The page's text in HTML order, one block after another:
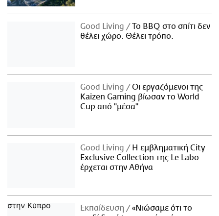
Good Living
Το BBQ στο σπίτι δεν
θέλει χώρο. Θέλει τρόπο.
Good Living
Οι εργαζόμενοι της
Kaizen Gaming βίωσαν το World
Cup από "μέσα"
Good Living
Η εμβληματική City
Exclusive Collection της Le Labo
έρχεται στην Αθήνα
Εκπαίδευση
«Νιώσαμε ότι το